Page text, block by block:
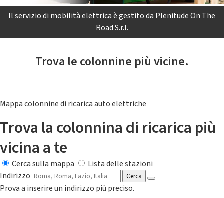
Il servizio di mobilità elettrica è gestito da Plenitude On The
Road S.r.l.
Trova le colonnine più vicine.
Mappa colonnine di ricarica auto elettriche
Trova la colonnina di ricarica più
vicina a te
Cerca sulla mappa
Lista delle stazioni
Indirizzo
Cerca
Prova a inserire un indirizzo più preciso.